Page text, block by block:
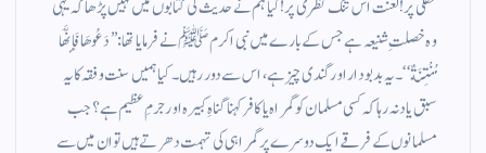
عقلی پر! لعنت اس تنگ نظری پر! کیا ہم نے حدیث کی کتابوں میں نہیں پڑھا کہ یہی
وہ خصلتِ شنیعہ ہے جس کے بارے میں نبی اکرم ﷺ نے فرمایا تھا: ’’دَعُوهَا فَإِنَّهَا
مُنْتِنَةٌ‘‘۔ یہ بدبو دار اور گندی چیز ہے، اس سے دور رہیں۔ کیا ہمیں سنت و فقہ کا یہ
سبق یاد نہ رہا کہ کسی مسلمان کو گمراہ یا کافر کہنا گناہِ کبیرہ اور جرمِ عظیم ہے؟ جب
مسلمانوں کے فرقے ایک دوسرے پر گمراہی کی تہمت دھرتے ہیں تو ان میں سے